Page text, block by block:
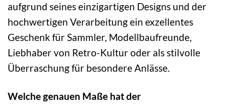
aufgrund seines einzigartigen Designs und der
hochwertigen Verarbeitung ein exzellentes
Geschenk für Sammler, Modellbaufreunde,
Liebhaber von Retro-Kultur oder als stilvolle
Überraschung für besondere Anlässe.
Welche genauen Maße hat der